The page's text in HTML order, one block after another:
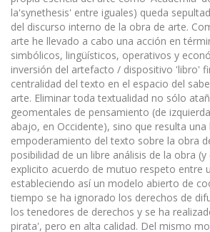
la'synethesis' entre iguales) queda
del discurso interno de la obra de arte.
arte he llevado a cabo una acción en
simbólicos, lingüísticos, operativos y
inversión del artefacto / dispositivo 'libro'
centralidad del texto en el espacio del
arte. Eliminar toda textualidad no sólo
geomentales de pensamiento (de
abajo, en Occidente), sino que resulta
empoderamiento del texto sobre la obra
posibilidad de un libre análisis de la obra
explicito acuerdo de mutuo respeto entre
estableciendo así un modelo abierto de
tiempo se ha ignorado los derechos de
los tenedores de derechos y se ha
pirata', pero en alta calidad. Del mismo